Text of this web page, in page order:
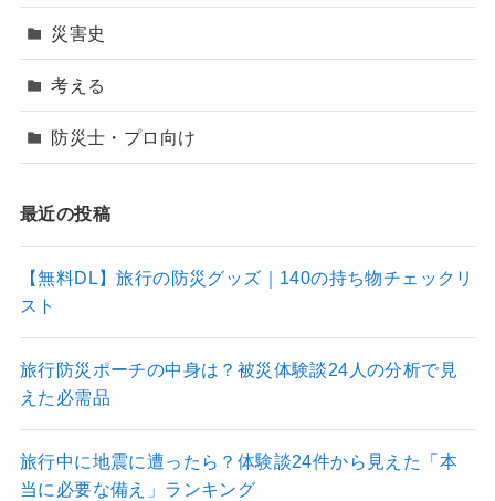
災害史
考える
防災士・プロ向け
最近の投稿
【無料DL】旅行の防災グッズ｜140の持ち物チェックリ
スト
旅行防災ポーチの中身は？被災体験談24人の分析で見
えた必需品
旅行中に地震に遭ったら？体験談24件から見えた「本
当に必要な備え」ランキング